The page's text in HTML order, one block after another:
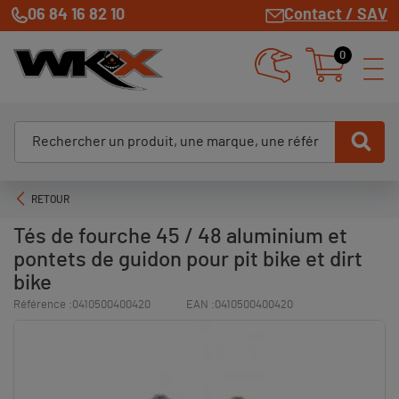
06 84 16 82 10 Contact / SAV
0
RETOUR
Tés de fourche 45 / 48 aluminium et
pontets de guidon pour pit bike et dirt
bike
Référence :0410500400420 EAN :0410500400420